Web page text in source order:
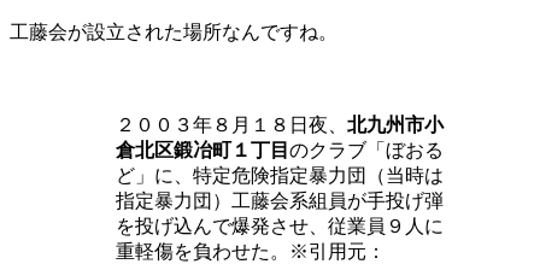
工藤会が設立された場所なんですね。
２００３年８月１８日夜、 北九州市小
倉北区鍛冶町１丁目 のクラブ「ぼおる
ど」に、特定危険指定暴力団（当時は
指定暴力団）工藤会系組員が手投げ弾
を投げ込んで爆発させ、従業員９人に
重軽傷を負わせた。※引用元：